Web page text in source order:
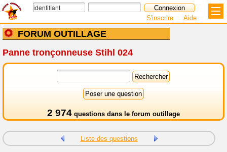
FORUM OUTILLAGE
S'inscrire Aide
Panne tronçonneuse Stihl 024
2 974 questions dans le forum outillage
Liste des questions